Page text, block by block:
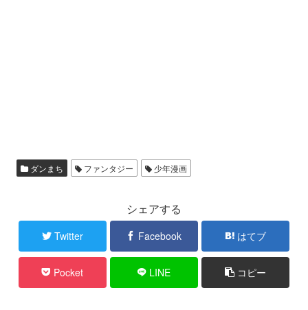
ダンまち ファンタジー 少年漫画
シェアする
Twitter Facebook はてブ
Pocket LINE コピー